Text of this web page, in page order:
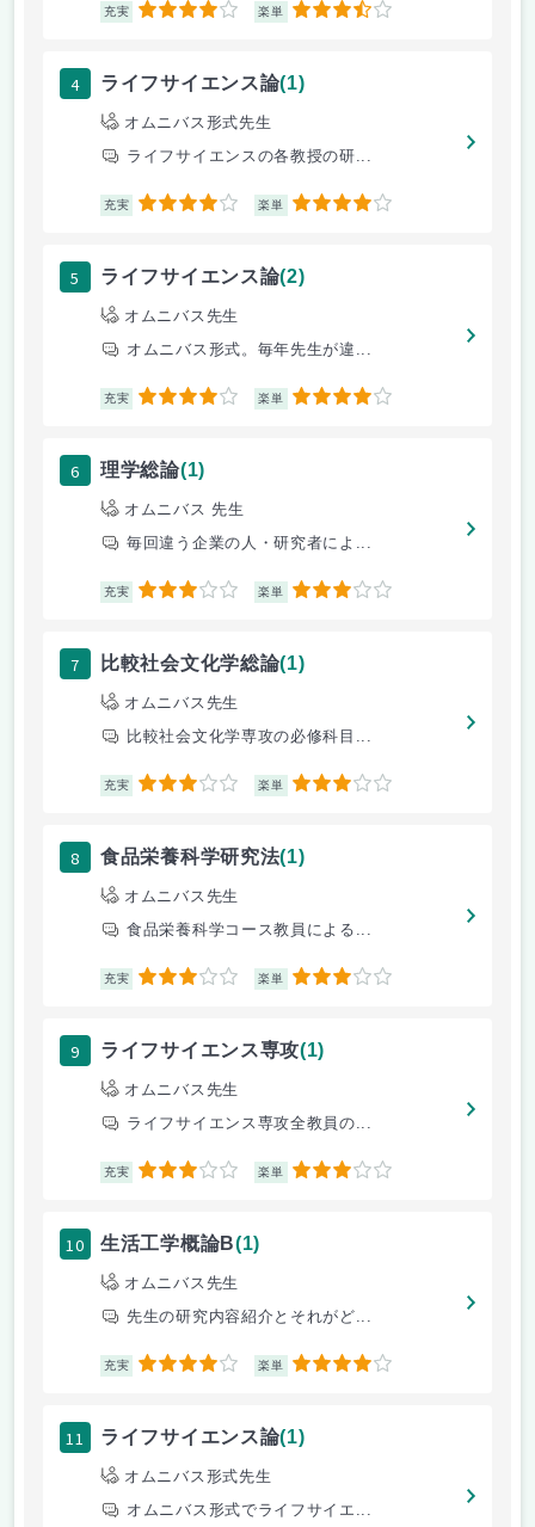
充実 4 楽単 3.5
4 ライフサイエンス論(1)
オムニバス形式先生
ライフサイエンスの各教授の研...
充実 4 楽単 4
5 ライフサイエンス論(2)
オムニバス先生
オムニバス形式。毎年先生が違...
充実 4 楽単 4
6 理学総論(1)
オムニバス 先生
毎回違う企業の人・研究者によ...
充実 3 楽単 3
7 比較社会文化学総論(1)
オムニバス先生
比較社会文化学専攻の必修科目...
充実 3 楽単 3
8 食品栄養科学研究法(1)
オムニバス先生
食品栄養科学コース教員による...
充実 3 楽単 3
9 ライフサイエンス専攻(1)
オムニバス先生
ライフサイエンス専攻全教員の...
充実 3 楽単 3
10 生活工学概論B(1)
オムニバス先生
先生の研究内容紹介とそれがど...
充実 4 楽単 4
11 ライフサイエンス論(1)
オムニバス形式先生
オムニバス形式でライフサイエ...